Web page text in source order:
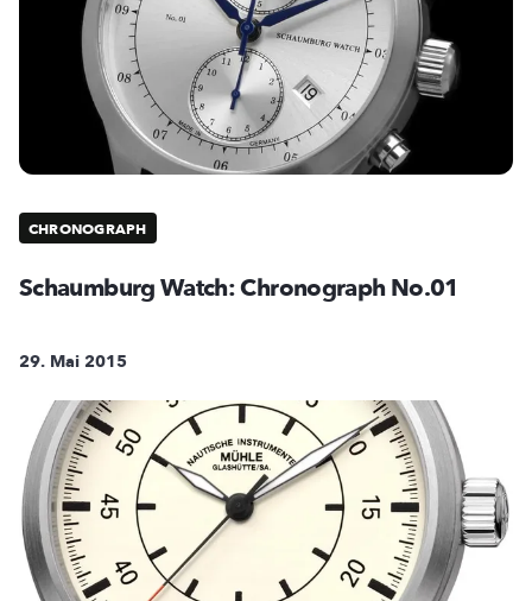
CHRONOGRAPH
Schaumburg Watch: Chronograph No.01
29. Mai 2015